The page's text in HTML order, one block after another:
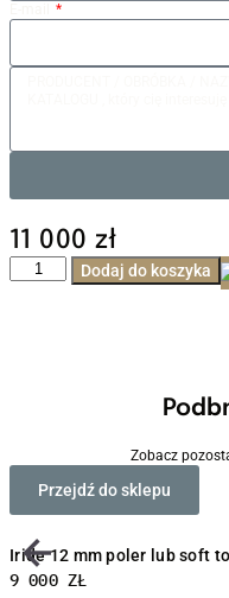
11 000zł
Dodaj do koszyka
Zobacz
Przejdź do sklepu
Iride 12 mm poler lub soft
9 000 ZŁ